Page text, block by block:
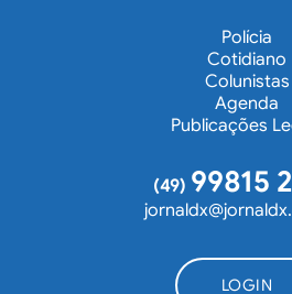
Polícia
Cotidiano
Colunistas
Agenda
Publicações
(49) 99815
LOGIN